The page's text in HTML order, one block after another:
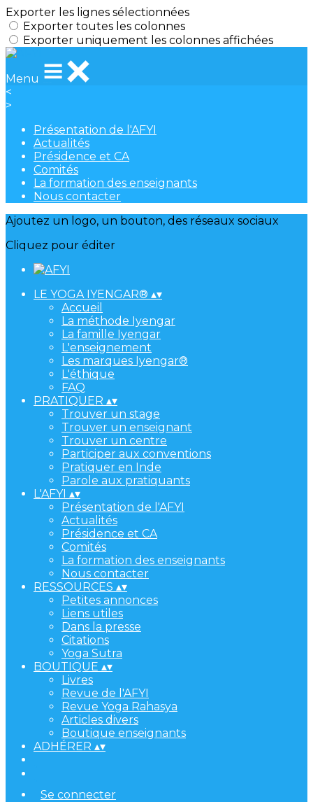
Exporter les lignes sélectionnées
Exporter toutes les colonnes
Exporter uniquement les colonnes affichées
Menu
<
>
Présentation de l'AFYI
Actualités
Présidence et CA
Comités
La formation des enseignants
Nous contacter
Ajoutez un logo, un bouton, des réseaux sociaux
Cliquez pour éditer
LE YOGA IYENGAR® ▴▾
Accueil
La méthode Iyengar
La famille Iyengar
L'enseignement
Les marques Iyengar®
L'éthique
FAQ
PRATIQUER ▴▾
Trouver un stage
Trouver un enseignant
Trouver un centre
Participer aux conventions
Pratiquer en Inde
Parole aux pratiquants
L'AFYI ▴▾
Présentation de l'AFYI
Actualités
Présidence et CA
Comités
La formation des enseignants
Nous contacter
RESSOURCES ▴▾
Petites annonces
Liens utiles
Dans la presse
Citations
Yoga Sutra
BOUTIQUE ▴▾
Livres
Revue de l'AFYI
Revue Yoga Rahasya
Articles divers
Boutique enseignants
ADHÉRER ▴▾
Se connecter